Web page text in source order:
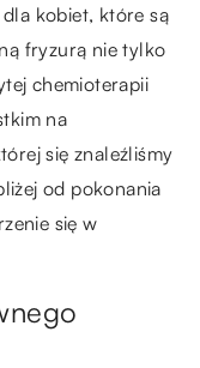
dla kobiet, które są
fryzurą nie tylko
chemioterapii
na
się znaleźliśmy
od pokonania
się w